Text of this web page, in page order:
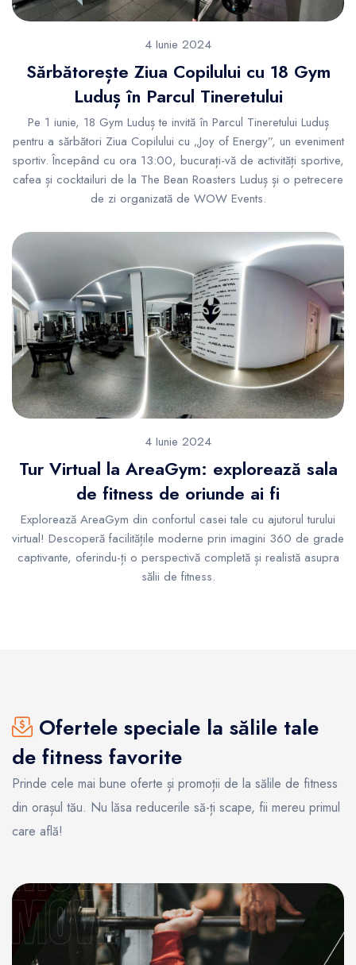
4 Iunie 2024
Sărbătorește Ziua Copilului cu 18 Gym
Luduș în Parcul Tineretului
Pe 1 iunie, 18 Gym Luduș te invită în Parcul Tineretului Luduș
pentru a sărbători Ziua Copilului cu „Joy of Energy”, un eveniment
sportiv. Începând cu ora 13:00, bucurați-vă de activități sportive,
cafea și cocktailuri de la The Bean Roasters Luduș și o petrecere
de zi organizată de WOW Events.
4 Iunie 2024
Tur Virtual la AreaGym: explorează sala
de fitness de oriunde ai fi
Explorează AreaGym din confortul casei tale cu ajutorul turului
virtual! Descoperă facilitățile moderne prin imagini 360 de grade
captivante, oferindu-ți o perspectivă completă și realistă asupra
sălii de fitness.
Ofertele speciale la sălile tale
de fitness favorite
Prinde cele mai bune oferte și promoții de la sălile de fitness
din orașul tău. Nu lăsa reducerile să-ți scape, fii mereu primul
care află!